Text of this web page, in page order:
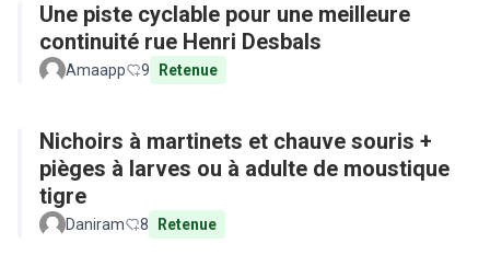
Une piste cyclable pour une meilleure
continuité rue Henri Desbals
Amaapp 9 Retenue
Nichoirs à martinets et chauve souris +
pièges à larves ou à adulte de moustique
tigre
Daniram 8 Retenue